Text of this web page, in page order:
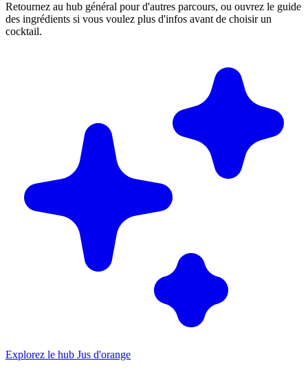
Retournez au hub général pour d'autres parcours, ou ouvrez le guide
des ingrédients si vous voulez plus d'infos avant de choisir un
cocktail.
Explorez le hub Jus d'orange